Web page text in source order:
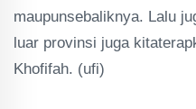
maupunsebaliknya. Lalu
luar provinsi juga
Khofifah. (ufi)